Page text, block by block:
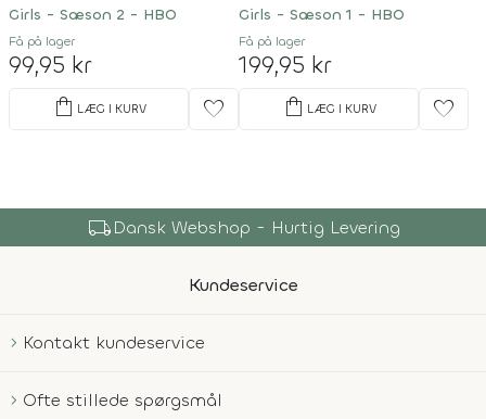
Girls - Sæson 2 - HBO
Få på lager
99,95 kr
shopping_bag LÆG I KURV favorite
Girls - Sæson 1 - HBO
Få på lager
199,95 kr
shopping_bag LÆG I KURV favorite
local_shippingDansk Webshop - Hurtig Levering
Kundeservice
Kontakt kundeservice
Ofte stillede spørgsmål